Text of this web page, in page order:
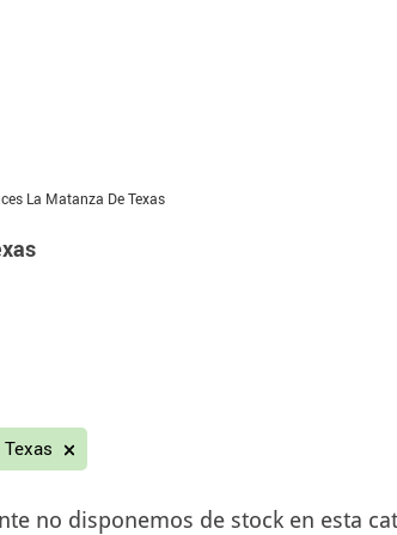
La Matanza De Texas
no disponemos de stock en esta